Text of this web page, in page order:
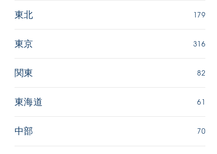
東北 179
東京 316
関東 82
東海道 61
中部 70